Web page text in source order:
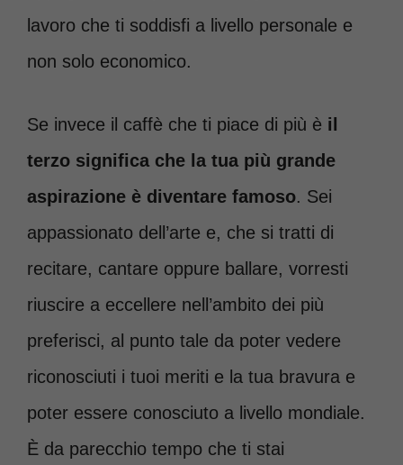
lavoro che ti soddisfi a livello personale e
non solo economico.
Se invece il caffè che ti piace di più è il
terzo significa che la tua più grande
aspirazione è diventare famoso. Sei
appassionato dell’arte e, che si tratti di
recitare, cantare oppure ballare, vorresti
riuscire a eccellere nell’ambito dei più
preferisci, al punto tale da poter vedere
riconosciuti i tuoi meriti e la tua bravura e
poter essere conosciuto a livello mondiale.
È da parecchio tempo che ti stai